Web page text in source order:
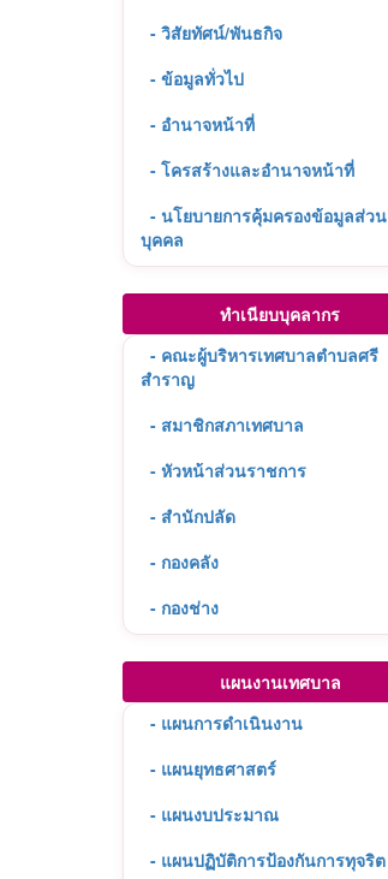
- วิสัยทัศน์/พันธกิจ
- ข้อมูลทั่วไป
- อำนาจหน้าที่
- โครสร้างและอำนาจหน้าที่
- นโยบายการคุ้มครองข้อมูลส่วน
บุคคล
ทำเนียบบุคลากร
- คณะผู้บริหารเทศบาลตำบลศรี
สำราญ
- สมาชิกสภาเทศบาล
- หัวหน้าส่วนราชการ
- สำนักปลัด
- กองคลัง
- กองช่าง
แผนงานเทศบาล
- แผนการดำเนินงาน
- แผนยุทธศาสตร์
- แผนงบประมาณ
- แผนปฏิบัติการป้องกันการทุจริต